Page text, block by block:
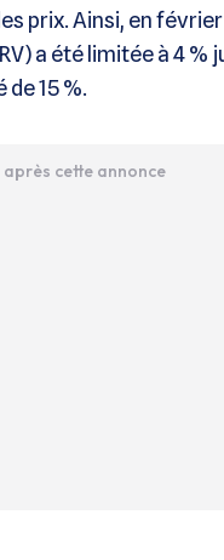
prix. Ainsi, en
a été limitée à 4 %
15 %.
cette annonce